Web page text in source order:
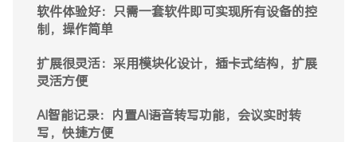
软件体验好：只需一套软件即可实现所有设备的控
制，操作简单
扩展很灵活：采用模块化设计，插卡式结构，扩展
灵活方便
AI智能记录：内置AI语音转写功能，会议实时转
写，快捷方便
建设成本低：十多种会议设备功能于一体，软硬件
集成，成本低50%
操作体验好：BS/CS双架构可视化控制软件，操作
流程无卡顿
扩展很灵活：采用模块化设计，不受空间环境限
制，扩展灵活方便
系统稳定高：采用无服务器部署，物理+局域网传
输，信号传输稳定
音画质量好：4K60Hz超高清画质，音视频同步，
媲美本地音画质
安全性可靠：采用软硬件双重加密设计，避免数据
泄密，安全可靠